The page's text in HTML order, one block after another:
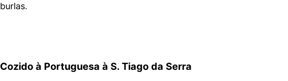
burlas.
Cozido à Portuguesa à S. Tiago da Serra